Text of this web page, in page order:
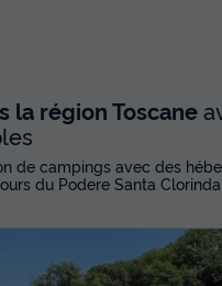
la région Toscane
de campings avec des
du Podere Santa